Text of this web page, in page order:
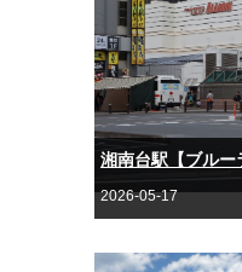
湘南台駅【ブルー
2026-05-17